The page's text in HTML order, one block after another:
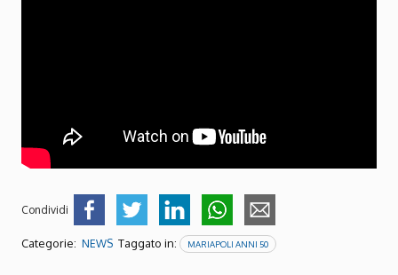
Condividi
Categorie: NEWS Taggato in: MARIAPOLI ANNI 50